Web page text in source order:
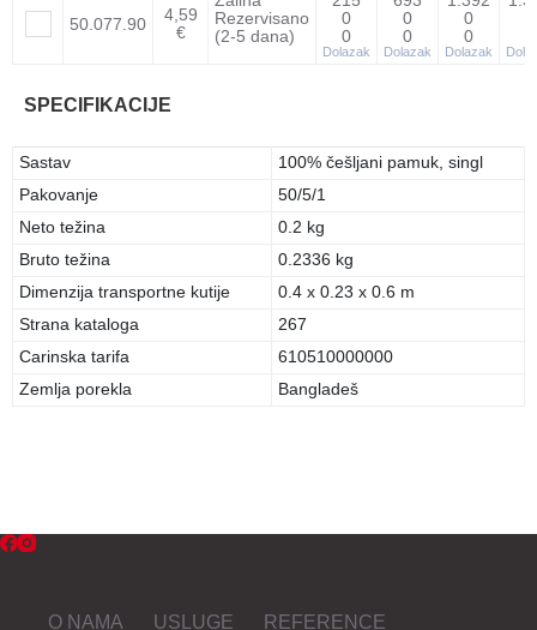
50.077.90
4,59
€
Rezervisano
(2-5 dana)
0
0
Dolazak
0
0
Dolazak
0
0
Dolazak
SPECIFIKACIJE
Sastav
100% češljani pamuk, singl
Pakovanje
50/5/1
Neto težina
0.2 kg
Bruto težina
0.2336 kg
Dimenzija transportne kutije
0.4 x 0.23 x 0.6 m
Strana kataloga
267
Carinska tarifa
610510000000
Zemlja porekla
Bangladeš
O NAMA USLUGE REFERENCE